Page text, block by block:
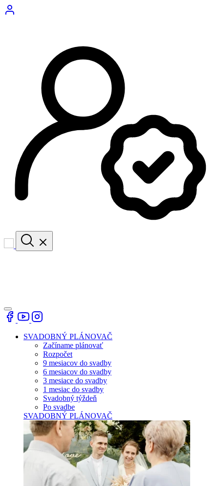
SVADOBNÝ PLÁNOVAČ
Začíname plánovať
Rozpočet
9 mesiacov do svadby
6 mesiacov do svadby
3 mesiace do svadby
1 mesiac do svadby
Svadobný týždeň
Po svadbe
SVADOBNÝ PLÁNOVAČ